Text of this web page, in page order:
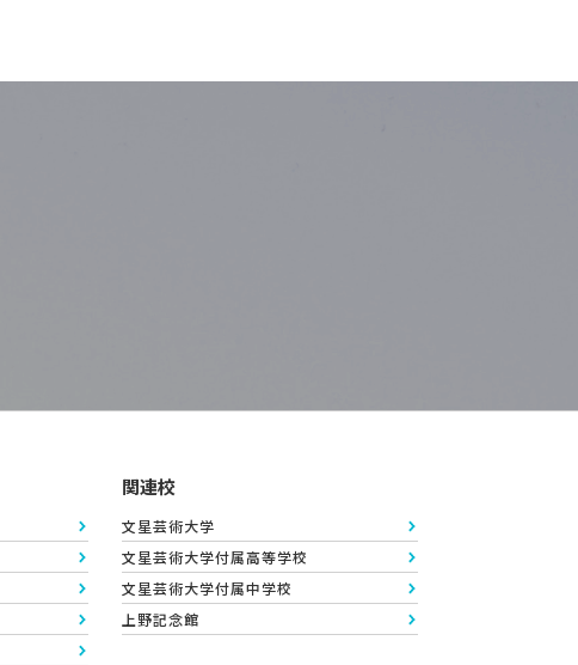
関連校
文星芸術大学
文星芸術大学付属高等学校
文星芸術大学付属中学校
上野記念館